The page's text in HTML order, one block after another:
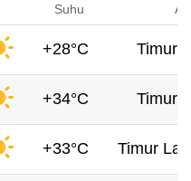
Suhu
+28°C Timur,
+34°C Timur,
+33°C Timur